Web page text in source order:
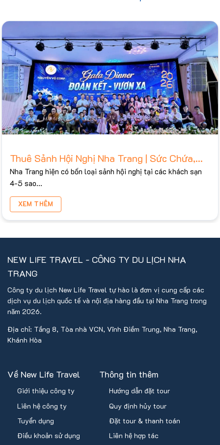
Thuê Sảnh Hội Nghị Nha Trang | Sức Chứa,
Bảng Giá Tham Khảo 2026
Nha Trang hiện có bốn loại sảnh hội nghị tại các khách sạn
4-5 sao...
XEM THÊM
NEW LIFE TRAVEL - CÔNG TY DU LỊCH NHA
TRANG
Công ty du lịch New Life Travel tự hào là đơn vị cung cấp các
dịch vụ du lịch quốc tế và nội địa hàng đầu tại Nha Trang trong
năm 2026.
Địa chỉ: Tầng 8, Tòa nhà VCN, Vĩnh Điềm Trung, Nha Trang,
Khánh Hòa
Về New Life Travel
Giới thiệu công ty
Liên hệ công ty
Tuyển dụng
Điều khoản sử dụng
Thông tin thêm
Hướng dẫn đặt tour
Quy định hủy tour
Đặt tour & thanh toán
Liên hệ hợp tác